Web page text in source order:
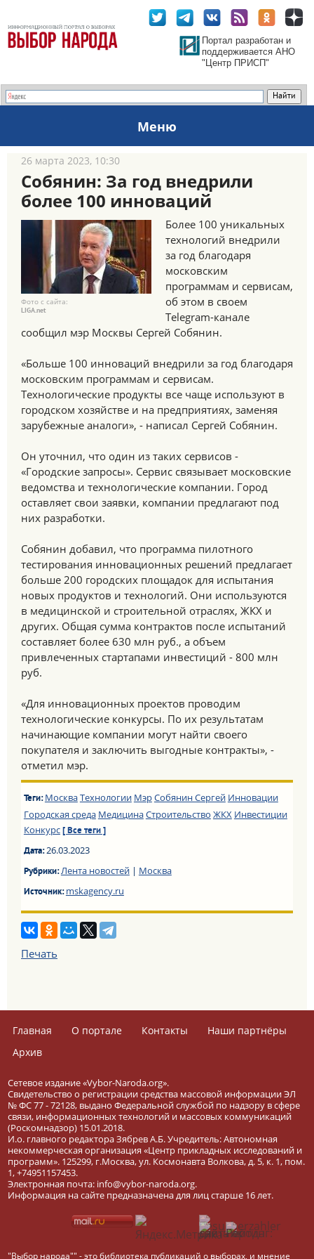
Портал разработан и
поддерживается АНО
"Центр ПРИСП"
Меню
26 марта 2023, 10:30
Собянин: За год внедрили
более 100 инноваций
Фото с сайта:
LIGA.net
Более 100 уникальных
технологий внедрили
за год благодаря
московским
программам и сервисам,
об этом в своем
Telegram-канале
сообщил мэр Москвы Сергей Собянин.
«Больше 100 инноваций внедрили за год благодаря
московским программам и сервисам.
Технологические продукты все чаще используют в
городском хозяйстве и на предприятиях, заменяя
зарубежные аналоги», - написал Сергей Собянин.
Он уточнил, что один из таких сервисов -
«Городские запросы». Сервис связывает московские
ведомства и технологические компании. Город
оставляет свои заявки, компании предлагают под
них разработки.
Собянин добавил, что программа пилотного
тестирования инновационных решений предлагает
больше 200 городских площадок для испытания
новых продуктов и технологий. Они используются
в медицинской и строительной отраслях, ЖКХ и
других. Общая сумма контрактов после испытаний
составляет более 630 млн руб., а объем
привлеченных стартапами инвестиций - 800 млн
руб.
«Для инновационных проектов проводим
технологические конкурсы. По их результатам
начинающие компании могут найти своего
покупателя и заключить выгодные контракты», -
отметил мэр.
Теги: МоскваТехнологии МэрСобянин Сергей Инновации
Городская среда МедицинаСтроительство ЖКХ Инвестиции
Конкурс [ Все теги ]
Дата:26.03.2023
Рубрики:Лента новостей| Москва
Источник:mskagency.ru
Печать
Главная О портале Контакты
Наши партнёры
Архив
Сетевое издание «Vybor-Naroda.org».
Свидетельство о регистрации средства массовой информации ЭЛ
№ ФС 77 - 72128, выдано Федеральной службой по надзору в сфере
связи, информационных технологий и массовых коммуникаций
(Роскомнадзор) 15.01.2018.
И.о. главного редактора Зябрев А.Б. Учредитель: Автономная
некоммерческая организация «Центр прикладных исследований и
программ». 125299, г.Москва, ул. Космонавта Волкова, д. 5, к. 1, пом.
1, +74951157453.
Электронная почта: info@vybor-naroda.org.
Информация на сайте предназначена для лиц старше 16 лет.
"Выбор народа"" - это библиотека публикаций о выборах, и мнение